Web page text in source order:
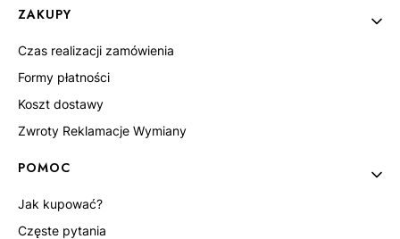
Linki w stopce
ZAKUPY
Czas realizacji zamówienia
Formy płatności
Koszt dostawy
Zwroty Reklamacje Wymiany
POMOC
Jak kupować?
Częste pytania